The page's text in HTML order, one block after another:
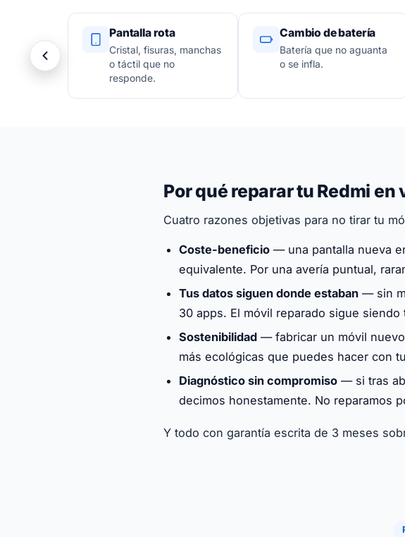
Pantalla rota
Cristal, fisuras, manchas
o táctil que no
responde.
Cambio de batería
Batería que no aguanta
o se infla.
Por qué reparar tu Redmi
Cuatro razones objetivas para no tirar tu
Coste-beneficio — una pantalla nueva
equivalente. Por una avería puntual,
Tus datos siguen donde estaban — sin
30 apps. El móvil reparado sigue siendo
Sostenibilidad — fabricar un móvil
más ecológicas que puedes hacer con
Diagnóstico sin compromiso — si tras
decimos honestamente. No reparamos
Y todo con garantía escrita de 3 meses